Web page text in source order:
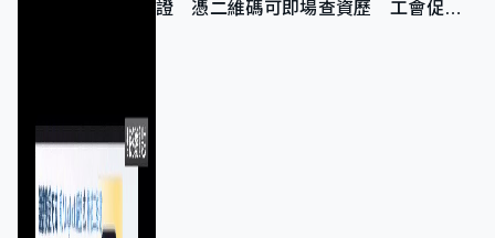
證 憑二維碼可即場查資歷 工會促加